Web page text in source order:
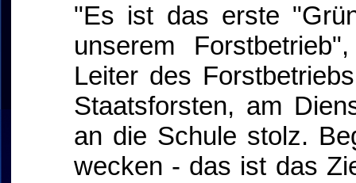
"Es ist das erste
unserem
Leiter des
Staatsforsten, am
an die Schule stolz.
wecken - das ist das